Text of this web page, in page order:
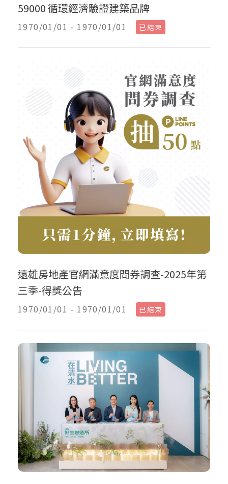
59000 循環經濟驗證建築品牌
1970/01/01 - 1970/01/01 已結束
遠雄房地產官網滿意度問券調查-2025年第
三季-得獎公告
1970/01/01 - 1970/01/01 已結束